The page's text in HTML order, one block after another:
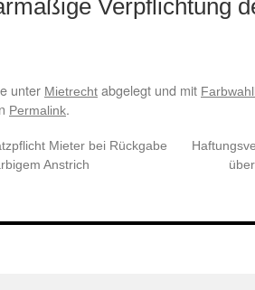
Verpflichtung
unter Mietrecht abgelegt und mit
Permalink.
Mieter bei Rückgabe
Anstrich